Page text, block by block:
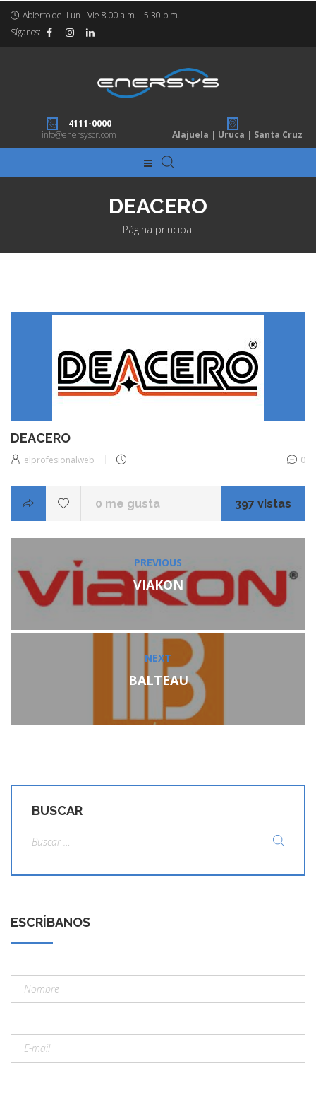
Abierto de: Lun - Vie 8.00 a.m. - 5:30 p.m.
Síganos:
4111-0000
info@enersyscr.com
Alajuela | Uruca | Santa Cruz
DEACERO
Página principal
DEACERO
elprofesionalweb 0
0 me gusta 397 vistas
Navegación
de
entradas
post:
PREVIOUS
VIAKON
NEXT
BALTEAU
BUSCAR
Buscar:
ESCRÍBANOS